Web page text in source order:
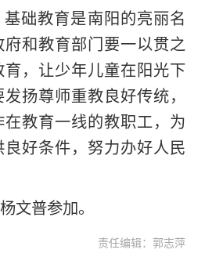
础教育是南阳的亮丽名
和教育部门要一以贯之
，让少年儿童在阳光下
扬尊师重教良好传统，
教育一线的教职工，为
好条件，努力办好人民
文普参加。
责任编辑：郭志萍